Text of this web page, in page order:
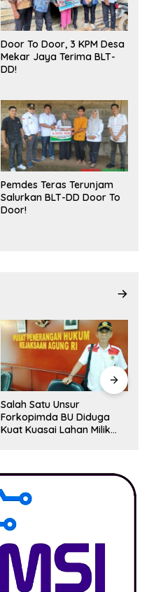
Door To Door, 3 KPM Desa
Mekar Jaya Terima BLT-
DD!
Pemdes Teras Terunjam
Salurkan BLT-DD Door To
Door!
Salah Satu Unsur
Forkopimda BU Diduga
Kuat Kuasai Lahan Milik